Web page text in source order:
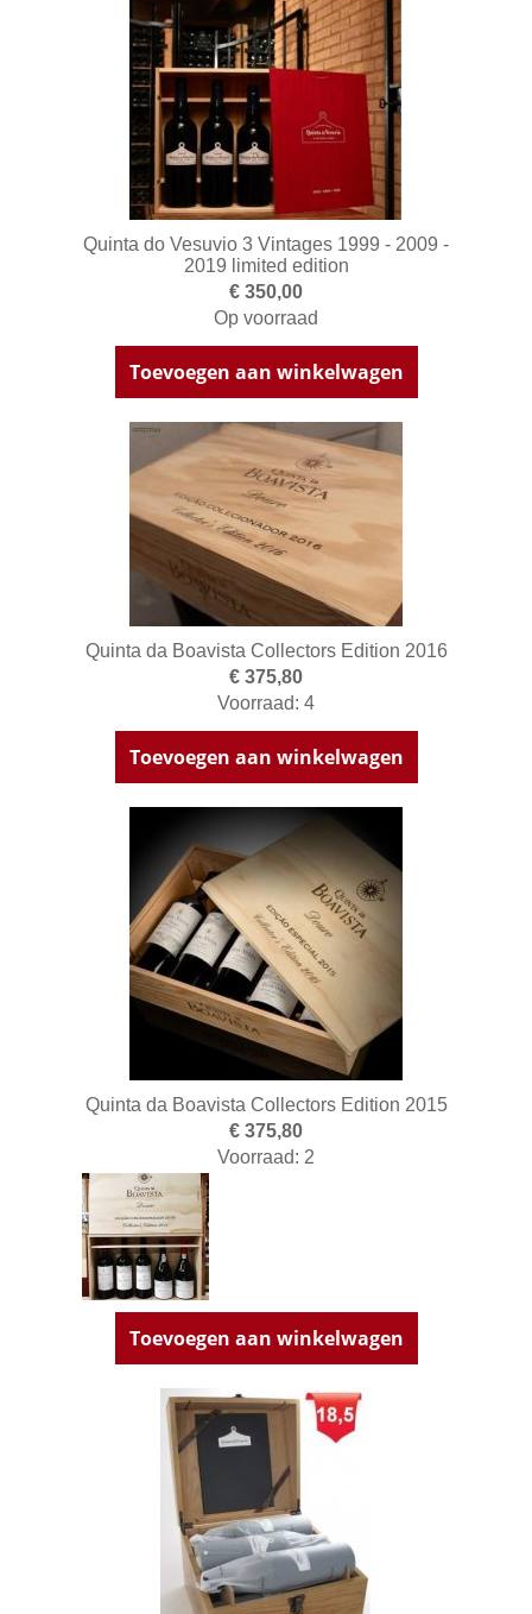
Quinta do Vesuvio 3 Vintages 1999 - 2009 -
2019 limited edition
€ 350,00
Op voorraad
Toevoegen aan winkelwagen
Quinta da Boavista Collectors Edition 2016
€ 375,80
Voorraad: 4
Toevoegen aan winkelwagen
Quinta da Boavista Collectors Edition 2015
€ 375,80
Voorraad: 2
Toevoegen aan winkelwagen